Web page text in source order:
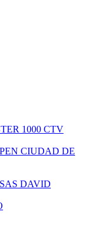
1000 CTV
CIUDAD DE
DAVID